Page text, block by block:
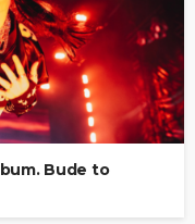
Bude to